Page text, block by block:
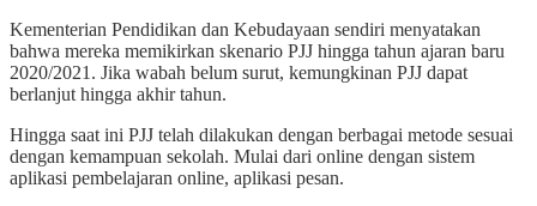
Kementerian Pendidikan dan Kebudayaan sendiri menyatakan
bahwa mereka memikirkan skenario PJJ hingga tahun ajaran baru
2020/2021. Jika wabah belum surut, kemungkinan PJJ dapat
berlanjut hingga akhir tahun.
Hingga saat ini PJJ telah dilakukan dengan berbagai metode sesuai
dengan kemampuan sekolah. Mulai dari online dengan sistem
aplikasi pembelajaran online, aplikasi pesan.